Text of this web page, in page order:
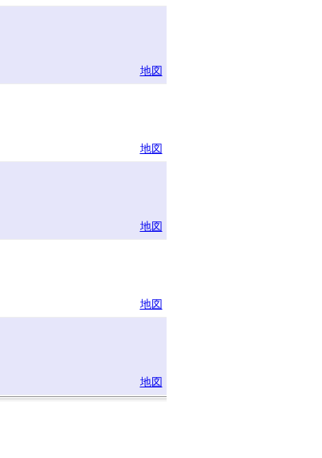
地図
地図
地図
地図
地図